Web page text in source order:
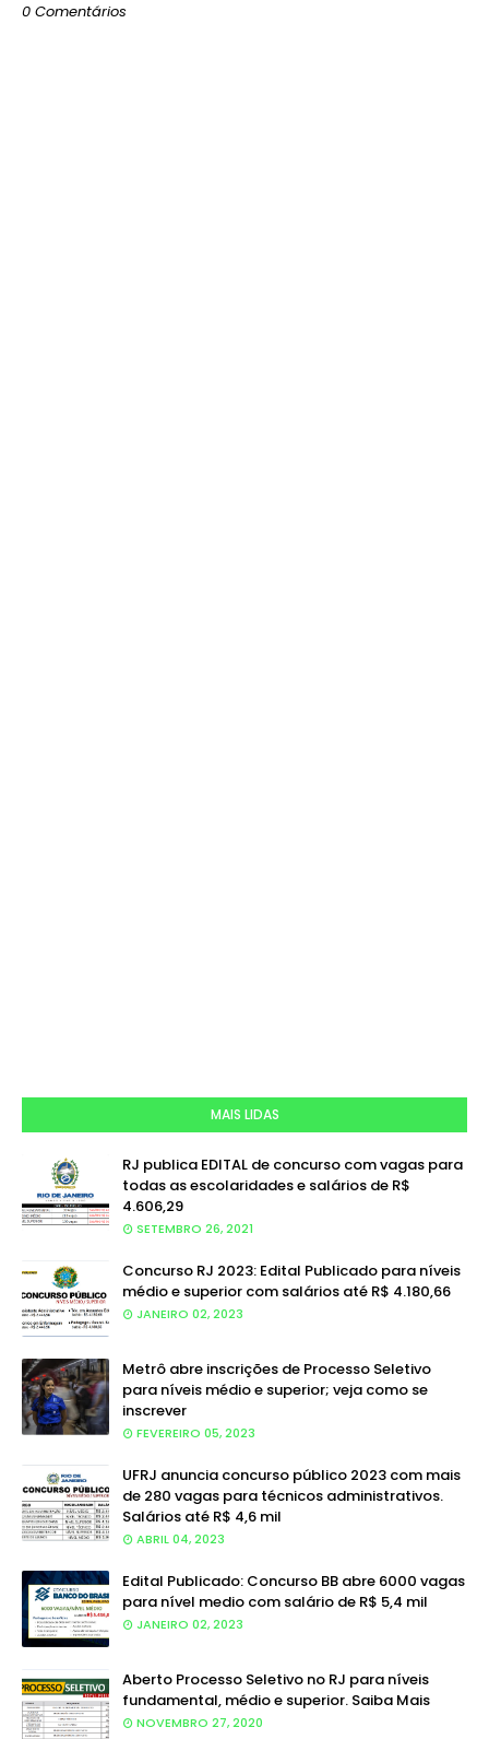
0 Comentários
MAIS LIDAS
RJ publica EDITAL de concurso com vagas para
todas as escolaridades e salários de R$
4.606,29
SETEMBRO 26, 2021
Concurso RJ 2023: Edital Publicado para níveis
médio e superior com salários até R$ 4.180,66
JANEIRO 02, 2023
Metrô abre inscrições de Processo Seletivo
para níveis médio e superior; veja como se
inscrever
FEVEREIRO 05, 2023
UFRJ anuncia concurso público 2023 com mais
de 280 vagas para técnicos administrativos.
Salários até R$ 4,6 mil
ABRIL 04, 2023
Edital Publicado: Concurso BB abre 6000 vagas
para nível medio com salário de R$ 5,4 mil
JANEIRO 02, 2023
Aberto Processo Seletivo no RJ para níveis
fundamental, médio e superior. Saiba Mais
NOVEMBRO 27, 2020